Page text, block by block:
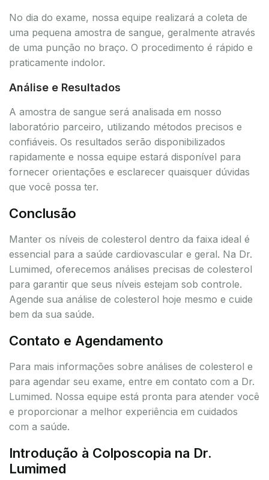
No dia do exame, nossa equipe realizará a coleta de
uma pequena amostra de sangue, geralmente através
de uma punção no braço. O procedimento é rápido e
praticamente indolor.
Análise e Resultados
A amostra de sangue será analisada em nosso
laboratório parceiro, utilizando métodos precisos e
confiáveis. Os resultados serão disponibilizados
rapidamente e nossa equipe estará disponível para
fornecer orientações e esclarecer quaisquer dúvidas
que você possa ter.
Conclusão
Manter os níveis de colesterol dentro da faixa ideal é
essencial para a saúde cardiovascular e geral. Na Dr.
Lumimed, oferecemos análises precisas de colesterol
para garantir que seus níveis estejam sob controle.
Agende sua análise de colesterol hoje mesmo e cuide
bem da sua saúde.
Contato e Agendamento
Para mais informações sobre análises de colesterol e
para agendar seu exame, entre em contato com a Dr.
Lumimed. Nossa equipe está pronta para atender você
e proporcionar a melhor experiência em cuidados
com a saúde.
Introdução à Colposcopia na Dr.
Lumimed